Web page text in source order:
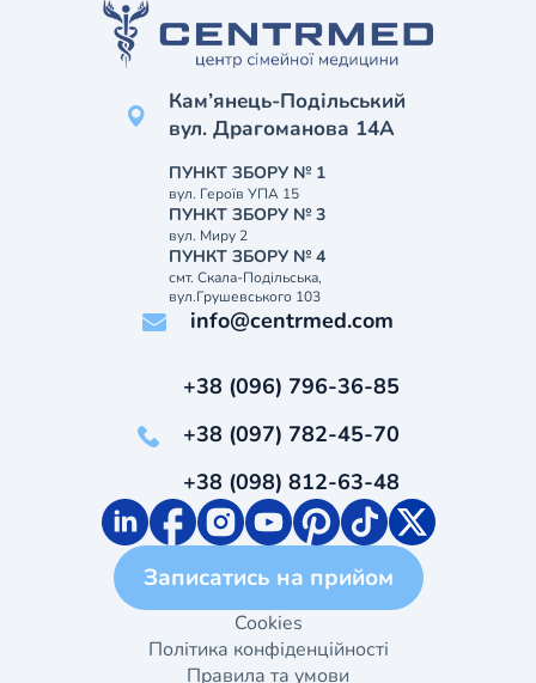
Кам’янець-Подільський
вул. Драгоманова 14А
ПУНКТ ЗБОРУ № 1
вул. Героїв УПА 15
ПУНКТ ЗБОРУ № 3
вул. Миру 2
ПУНКТ ЗБОРУ № 4
смт. Скала-Подільська,
вул.Грушевського 103
info@centrmed.com
+38 (096) 796-36-85
+38 (097) 782-45-70
+38 (098) 812-63-48
Записатись на прийом
Cookies
Політика конфіденційності
Правила та умови